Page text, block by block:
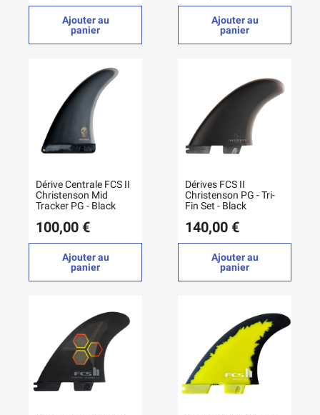
Ajouter au
panier
Ajouter au
panier
Dérive Centrale FCS II
Christenson Mid
Tracker PG - Black
100,00 €
Ajouter au
panier
Dérives FCS II
Christenson PG - Tri-
Fin Set - Black
140,00 €
Ajouter au
panier